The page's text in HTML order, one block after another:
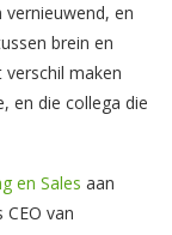
en
brein en
maken
en die collega die
en Sales aan
CEO van